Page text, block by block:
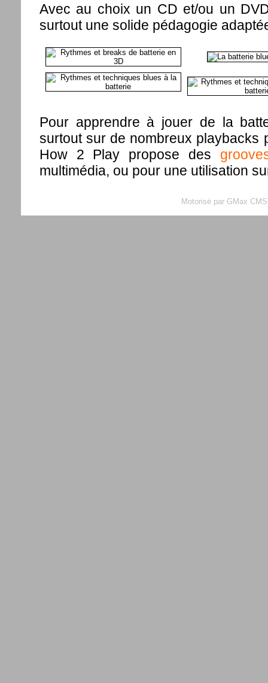
Avec au choix un CD et/ou un
surtout une solide pédagogie
Pour apprendre à jouer de la
surtout sur de nombreux playbacks
How 2 Play propose des
multimédia, ou pour une utilisation
Motorisé par GMax